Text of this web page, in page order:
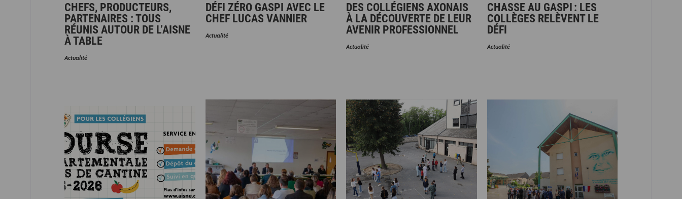
CHEFS, PRODUCTEURS,
PARTENAIRES : TOUS
RÉUNIS AUTOUR DE L’AISNE
À TABLE
Actualité
DÉFI ZÉRO GASPI AVEC LE
CHEF LUCAS VANNIER
Actualité
DES COLLÉGIENS AXONAIS
À LA DÉCOUVERTE DE LEUR
AVENIR PROFESSIONNEL
Actualité
CHASSE AU GASPI : LES
COLLÈGES RELÈVENT LE
DÉFI
Actualité